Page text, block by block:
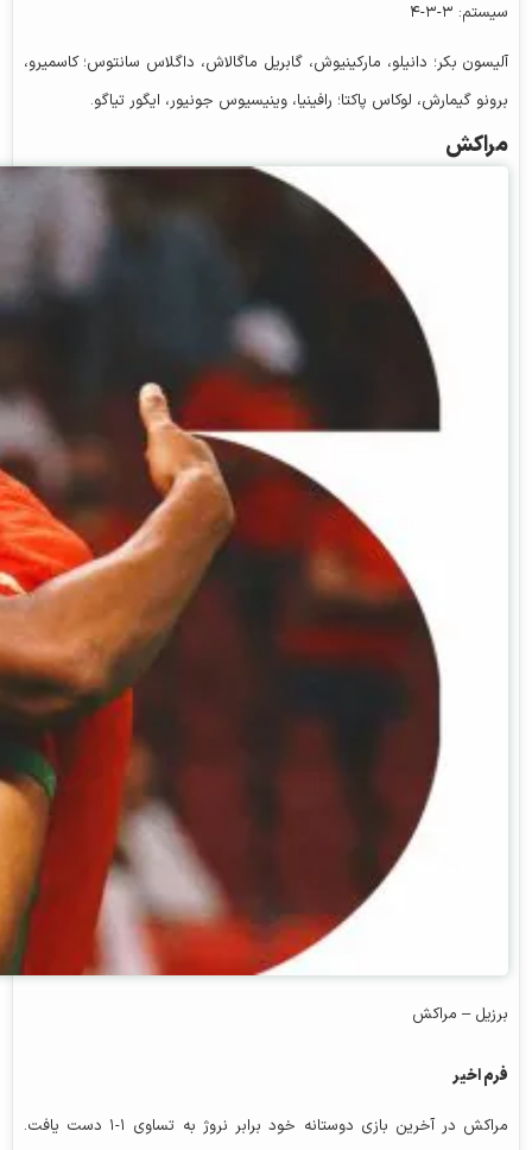
سیستم: ۳-۳-۴
آلیسون بکر؛ دانیلو، مارکینیوش، گابریل ماگالاش، داگلاس سانتوس؛ کاسمیرو،
برونو گیمارش، لوکاس پاکتا؛ رافینیا، وینیسیوس جونیور، ایگور تیاگو.
مراکش
برزیل – مراکش
فرم اخیر
مراکش در آخرین بازی دوستانه خود برابر نروژ به تساوی ۱-۱ دست یافت.